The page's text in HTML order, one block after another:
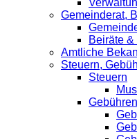
Gemeinderat,
Beiräte
Amtliche
Steuern,
Steuern